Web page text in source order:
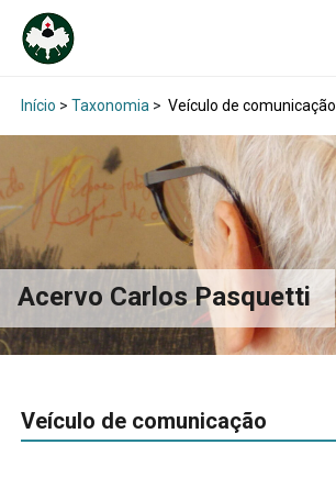
Início > Taxonomia > Veículo de comunicação
Acervo Carlos Pasquetti
Veículo de comunicação